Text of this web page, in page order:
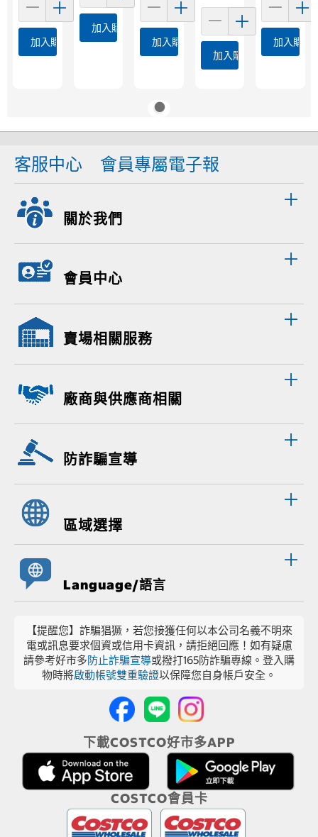
加入購物車
加入購物車
加入購物車
加入購物車
加入購物
客服中心 會員專屬電子報
關於我們
會員中心
賣場相關服務
廠商與供應商相關
防詐騙宣導
區域選擇
Language/語言
【提醒您】詐騙猖獗，若您接獲任何以本公司名義不明來
電或訊息要求個資或信用卡資訊，請拒絕回應！如有疑慮
請參考好市多防止詐騙宣導或撥打165防詐騙專線。登入購
物時將啟動帳號雙重驗證以保障您自身帳戶安全。
下載COSTCO好市多APP
COSTCO會員卡